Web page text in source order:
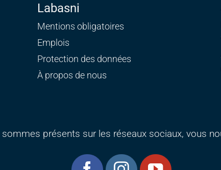
Labasni
Mentions obligatoires
Emplois
Protection des données
À propos de nous
présents sur les réseaux sociaux, vous